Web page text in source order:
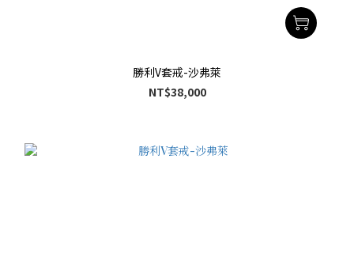
勝利V套戒-沙弗萊
NT$38,000